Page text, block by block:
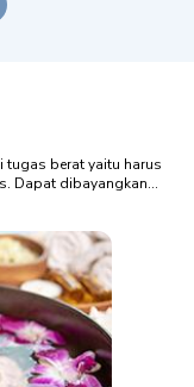
tugas berat yaitu harus
Dapat dibayangkan